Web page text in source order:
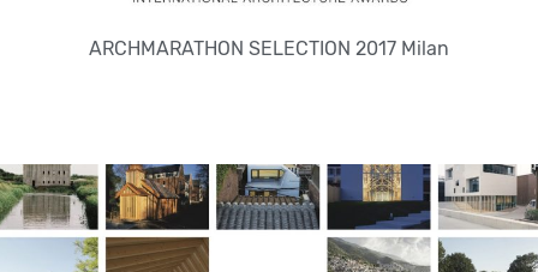
ARCHMARATHON SELECTION 2017 Milan